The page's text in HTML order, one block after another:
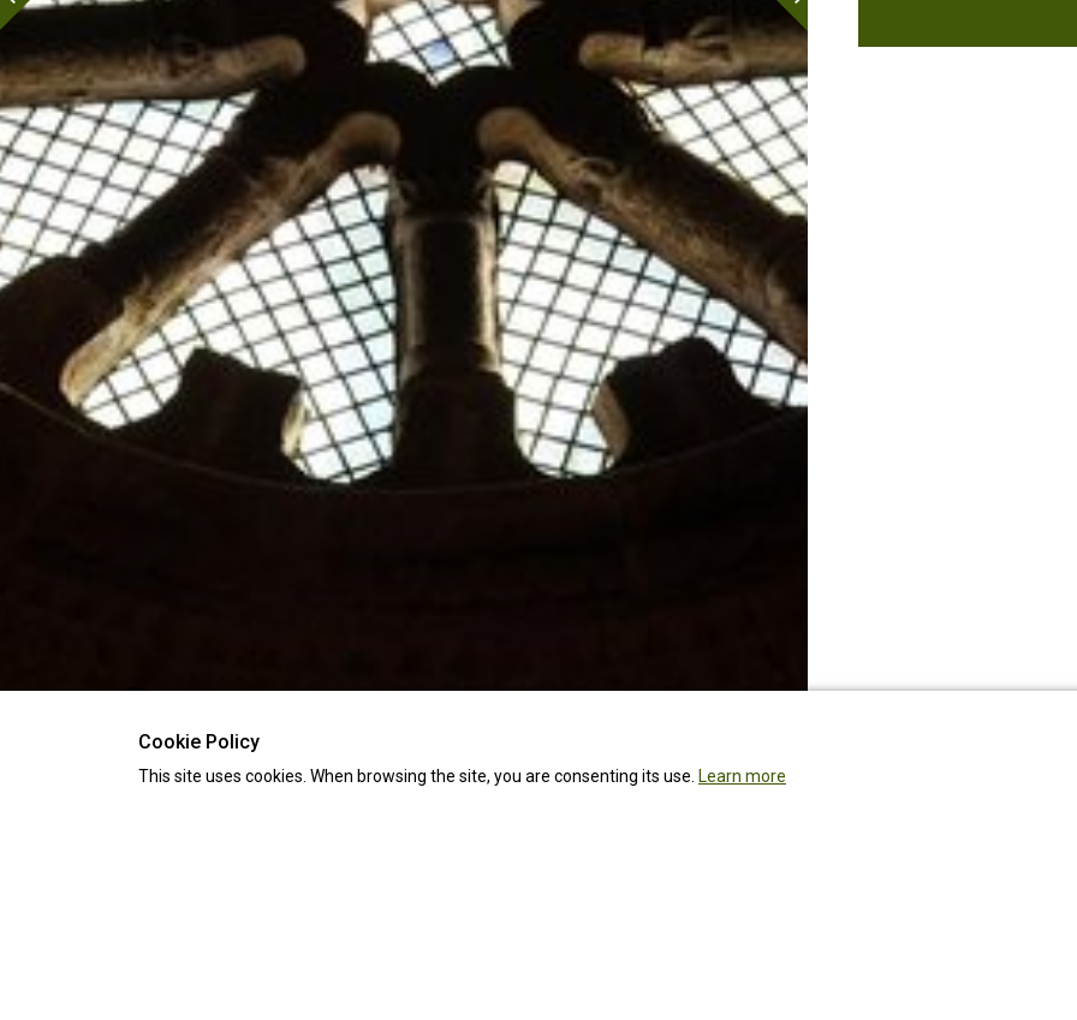
Cookie Policy
This site uses cookies. When browsing the site, you are consenting its use. Learn more